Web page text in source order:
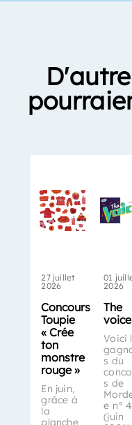
27 juillet
2026
Concours
Toupie
« Crée
ton
monstre
rouge »
En juin,
grâce à
la
planche
01
2026
The
voice
Voici
s du
s de
e n°
(juin